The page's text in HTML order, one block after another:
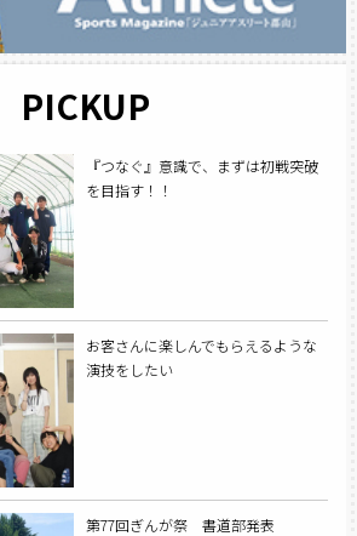
PICKUP
『つなぐ』意識で、まずは初戦突破
を目指す！！
お客さんに楽しんでもらえるような
演技をしたい
第77回ぎんが祭 書道部発表